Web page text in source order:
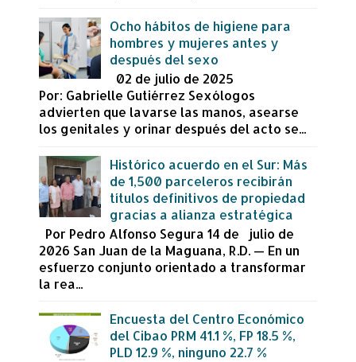
Ocho hábitos de higiene para
hombres y mujeres antes y
después del sexo
02 de julio de 2025
Por: Gabrielle Gutiérrez Sexólogos
advierten que lavarse las manos, asearse
los genitales y orinar después del acto se...
Histórico acuerdo en el Sur: Más
de 1,500 parceleros recibirán
títulos definitivos de propiedad
gracias a alianza estratégica
Por Pedro Alfonso Segura 14 de julio de
2026 San Juan de la Maguana, R.D. — En un
esfuerzo conjunto orientado a transformar
la rea...
Encuesta del Centro Económico
del Cibao PRM 41.1 %, FP 18.5 %,
PLD 12.9 %, ninguno 22.7 %